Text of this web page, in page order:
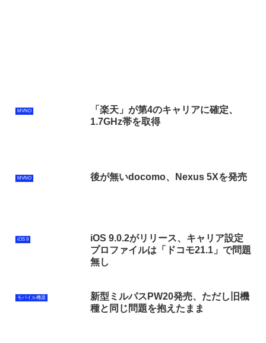
MVNO
「楽天」が第4のキャリアに確定、
1.7GHz帯を取得
MVNO 後が無いdocomo、Nexus 5Xを発売
iOS 9
iOS 9.0.2がリリース、キャリア設定
プロファイルは「ドコモ21.1」で問題
無し
モバイル機器
新型ミルパスPW20発売、ただし旧機
種と同じ問題を抱えたまま